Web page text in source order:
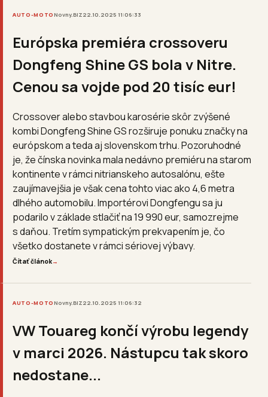
AUTO-MOTONovny.BIZ22.10.2025 11:06:33
Európska premiéra crossoveru
Dongfeng Shine GS bola v Nitre.
Cenou sa vojde pod 20 tisíc eur!
Crossover alebo stavbou karosérie skôr zvýšené
kombi Dongfeng Shine GS rozširuje ponuku značky na
európskom a teda aj slovenskom trhu. Pozoruhodné
je, že čínska novinka mala nedávno premiéru na starom
kontinente v rámci nitrianskeho autosalónu, ešte
zaujímavejšia je však cena tohto viac ako 4,6 metra
dlhého automobilu. Importérovi Dongfengu sa ju
podarilo v základe stlačiť na 19 990 eur, samozrejme
s daňou. Tretím sympatickým prekvapením je, čo
všetko dostanete v rámci sériovej výbavy.
Čítať článok→
AUTO-MOTONovny.BIZ22.10.2025 11:06:32
VW Touareg končí výrobu legendy
v marci 2026. Nástupcu tak skoro
nedostane...